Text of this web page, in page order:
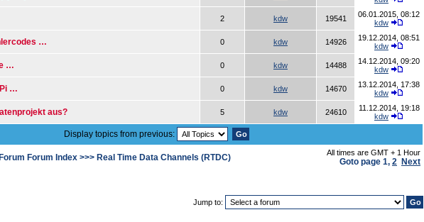
2 kdw 19541
06.01.2015, 08:12
kdw
… 0 kdw 14926
19.12.2014, 08:51
kdw
… 0 kdw 14488
14.12.2014, 09:20
kdw
… 0 kdw 14670
13.12.2014, 17:38
kdw
aus? 5 kdw 24610
11.12.2014, 19:18
kdw
Display topics from previous:
Forum Index >>> Real Time Data Channels (RTDC) All times are GMT + 1 Hour
Goto page 1, 2 Next
Jump to: